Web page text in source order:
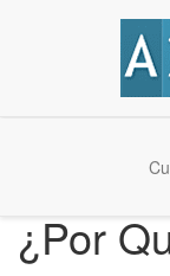
¿Por